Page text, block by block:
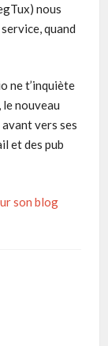
nous
quand
ne t’inquiète
le nouveau
vers ses
et des pub
son blog